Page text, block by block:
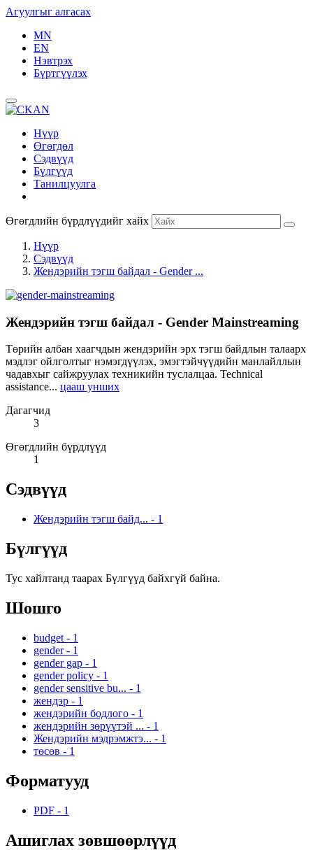
Агуулгыг алгасах
MN
EN
Нэвтрэх
Бүртгүүлэх
Нүүр
Өгөгдөл
Сэдвүүд
Бүлгүүд
Танилцуулга
Өгөгдлийн бүрдлүүдийг хайх
Нүүр
Сэдвүүд
Жендэрийн тэгш байдал - Gender ...
Жендэрийн тэгш байдал - Gender Mainstreaming
Төрийн албан хаагчдын жендэрийн эрх тэгш байдлын талаарх
мэдлэг ойлголтыг нэмэгдүүлэх, эмэгтэйчүүдийн манлайллын
чадавхыг сайжруулах техникийн туслалцаа. Technical
assistance... цааш унших
Дагагчид
3
Өгөгдлийн бүрдлүүд
1
Сэдвүүд
Жендэрийн тэгш байд... - 1
Бүлгүүд
Тус хайлтанд таарах Бүлгүүд байхгүй байна.
Шошго
budget - 1
gender - 1
gender gap - 1
gender policy - 1
gender sensitive bu... - 1
жендэр - 1
жендэрийн бодлого - 1
жендэрийн зөрүүтэй ... - 1
Жендэрийн мэдрэмжтэ... - 1
төсөв - 1
Форматууд
PDF - 1
Ашиглах зөвшөөрлүүд